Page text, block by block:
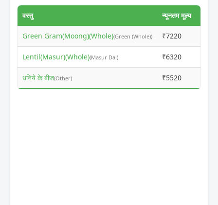
वस्तु न्यूनतम मूल्य
Green Gram(Moong)(Whole)(Green (Whole)) ₹7220
Lentil(Masur)(Whole)(Masur Dal) ₹6320
धनिये के बीज(Other) ₹5520